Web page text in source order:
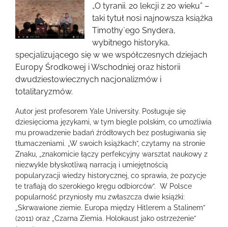
Pokaż
większy
obrazek
„O tyranii. 20 lekcji z 20 wieku” –
taki tytuł nosi najnowsza książka
Timothy`ego Snydera,
wybitnego historyka,
specjalizującego się w we współczesnych dziejach
Europy Środkowej i Wschodniej oraz historii
dwudziestowiecznych nacjonalizmów i
totalitaryzmów.
Autor jest profesorem Yale University. Posługuje się
dziesięcioma językami, w tym biegle polskim, co umożliwia
mu prowadzenie badań źródłowych bez posługiwania się
tłumaczeniami. „W swoich książkach”, czytamy na stronie
Znaku, „znakomicie łączy perfekcyjny warsztat naukowy z
niezwykle błyskotliwą narracją i umiejętnością
popularyzacji wiedzy historycznej, co sprawia, że pozycje
te trafiają do szerokiego kręgu odbiorców”. W Polsce
popularność przyniosły mu zwłaszcza dwie książki:
„Skrwawione ziemie. Europa między Hitlerem a Stalinem”
(2011) oraz „Czarna Ziemia. Holokaust jako ostrzeżenie”